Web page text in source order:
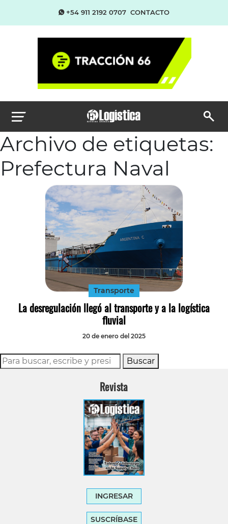
+54 911 2192 0707 CONTACTO
Archivo de etiquetas:
Prefectura Naval
Transporte
La desregulación llegó al transporte y a la logística
fluvial
20 de enero del 2025
Buscar
Revista
INGRESAR
SUSCRÍBASE